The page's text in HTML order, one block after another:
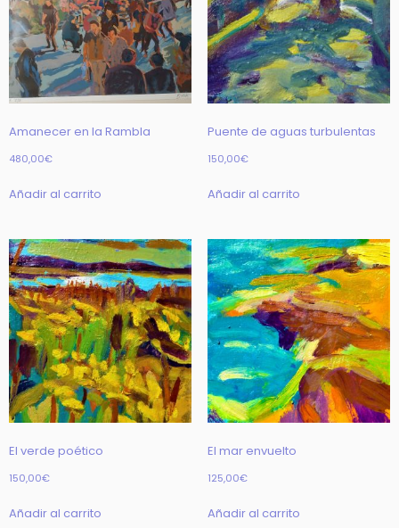
Amanecer en la Rambla
480,00€
Añadir al carrito
Puente de aguas turbulentas
150,00€
Añadir al carrito
El verde poético
150,00€
Añadir al carrito
El mar envuelto
125,00€
Añadir al carrito